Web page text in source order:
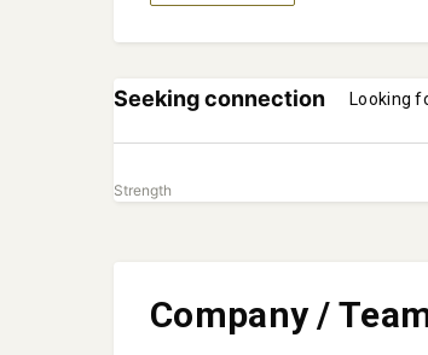
Seeking connection Looking
Strength
Company /